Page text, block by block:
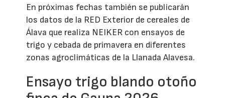
En próximas fechas también se publicarán
los datos de la RED Exterior de cereales de
Álava que realiza NEIKER con ensayos de
trigo y cebada de primavera en diferentes
zonas agroclimáticas de la Llanada Alavesa.
Ensayo trigo blando otoño